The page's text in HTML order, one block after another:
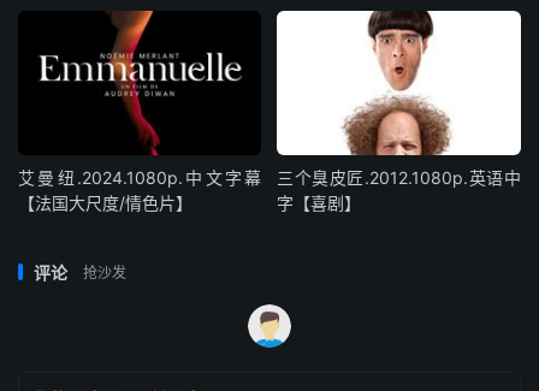
艾曼纽.2024.1080p.中文字幕
【法国大尺度/情色片】
三个臭皮匠.2012.1080p.英语中
字【喜剧】
评论 抢沙发